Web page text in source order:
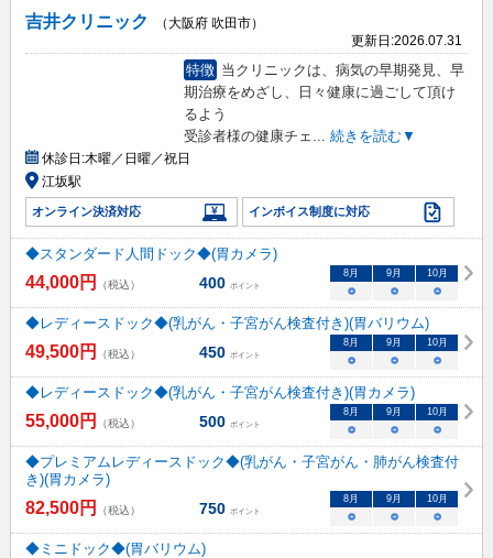
吉井クリニック
（大阪府 吹田市）
更新日:2026.07.31
特徴 当クリニックは、病気の早期発見、早
期治療をめざし、日々健康に過ごして頂け
るよう
受診者様の健康チェ
続きを読む▼
休診日:木曜／日曜／祝日
江坂駅
オンライン決済対応 インボイス制度に対応
◆スタンダード人間ドック◆(胃カメラ)
44,000円 （税込） 400 ポイント
8 月 9 月 10月
○ ○ ○
◆レディースドック◆(乳がん・子宮がん検査付き)(胃バリウム)
49,500円 （税込） 450 ポイント
8 月 9 月 10月
○ ○ ○
◆レディースドック◆(乳がん・子宮がん検査付き)(胃カメラ)
55,000円 （税込） 500 ポイント
8 月 9 月 10月
○ ○ ○
◆プレミアムレディースドック◆(乳がん・子宮がん・肺がん検査付
き)(胃カメラ)
82,500円 （税込） 750 ポイント
8 月 9 月 10月
○ ○ ○
◆ミニドック◆(胃バリウム)